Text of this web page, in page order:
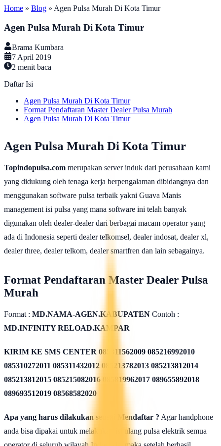
Home » Blog » Agen Pulsa Murah Di Kota Timur
Agen Pulsa Murah Di Kota Timur
Brama Kumbara
7 April 2019
2 menit baca
Daftar Isi
Agen Pulsa Murah Di Kota Timur
Format Pendaftaran Master Dealer Pulsa Murah
Agen Pulsa Murah Di Kota Timur
Agen Pulsa Murah Di Kota Timur
Topindopulsa.com merupakan server induk dari perusahaan kami
yang didukung oleh tenaga kerja berpengalaman dibidangnya dan
menggunakan software pulsa terbaik yakni Guava Manis
management isi pulsa yang mana software ini telah banyak
digunakan oleh dealer-dealer dari berbagai macam operator yang
ada di Indonesia seperti dealer telkomsel, dealer indosat, dealer xl,
dealer three, dealer telkom, dealer smartfren dan lain sebagainya.
Format Pendaftaran Master Dealer Pulsa
Murah
Format : MD.NAMA-AGEN.KABUPATEN Contoh :
MD.INFINITY RELOAD.KAMPAR
KIRIM KE SMS CENTER 085311562009 085216992010
085310272011 085311432012 085213782013 085213812014
085213812015 085215082016 085819962017 089655892018
089693512019 08568582020
Apa yang harus dilakukan seusai Mendaftar ? Agar handphone
anda bisa dipakai untuk melakukan isi ulang pulsa elektrik semua